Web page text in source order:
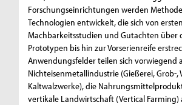
Forschungseinrichtungen werden
Technologien entwickelt, die sich von ersten
Machbarkeitsstudien und Gutachten über
Prototypen bis hin zur Vorserienreife
Anwendungsfelder teilen sich vorwiegend
Nichteisenmetallindustrie (Gießerei, Grob-,
Kaltwalzwerke), die
vertikale Landwirtschaft (Vertical Farming)